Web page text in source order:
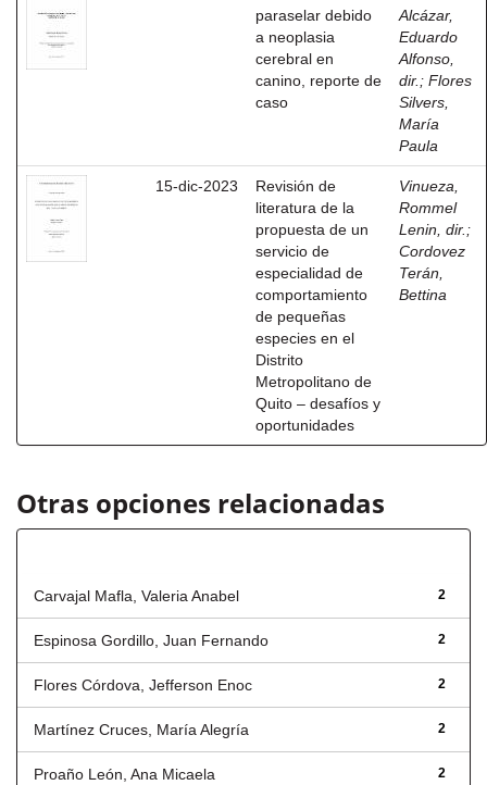
paraselar debido
a neoplasia
cerebral en
canino, reporte de
caso
Alcázar,
Eduardo
Alfonso,
dir. ; Flores
Silvers,
María
Paula
15-dic-2023
Revisión de
literatura de la
propuesta de un
servicio de
especialidad de
comportamiento
de pequeñas
especies en el
Distrito
Metropolitano de
Quito – desafíos y
oportunidades
Vinueza,
Rommel
Lenin, dir. ;
Cordovez
Terán,
Bettina
Otras opciones relacionadas
2
Carvajal Mafla, Valeria Anabel
2
Espinosa Gordillo, Juan Fernando
2
Flores Córdova, Jefferson Enoc
2
Martínez Cruces, María Alegría
2
Proaño León, Ana Micaela